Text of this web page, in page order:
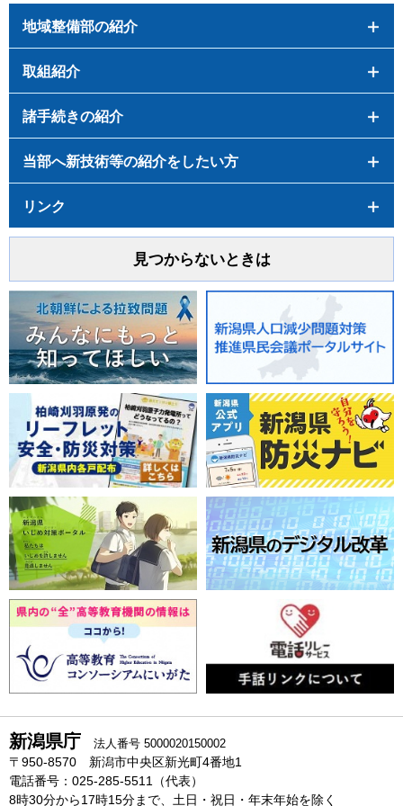
地域整備部の紹介
取組紹介
諸手続きの紹介
当部へ新技術等の紹介をしたい方
リンク
見つからないときは
新潟県庁 法人番号 5000020150002
〒950-8570 新潟市中央区新光町4番地1
電話番号：025-285-5511（代表）
8時30分から17時15分まで、土日・祝日・年末年始を除く